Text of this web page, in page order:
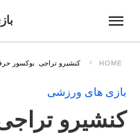
HOME کنشیرو تراجی بوکسور
بازی های ورزشی
کنشیرو